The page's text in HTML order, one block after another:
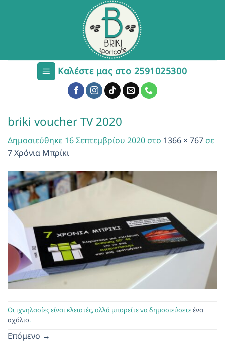
Καλέστε μας στο 2591025300
briki voucher TV 2020
Δημοσιεύθηκε 16 Σεπτεμβρίου 2020 στο 1366 × 767 σε
7 Χρόνια Μπρίκι
Οι ιχνηλασίες είναι κλειστές, αλλά μπορείτε να δημοσιεύσετεένα
σχόλιο.
Επόμενο →